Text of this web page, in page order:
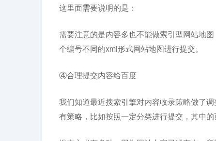
这里面需要说明的是：
需要注意的是内容多也不能做索引型网站地
个编号不同的xml形式网站地图进行提交。
④合理提交内容给百度
我们知道最近搜索引擎对内容收录策略做了
有策略，比如按照一定分类进行提交，其中